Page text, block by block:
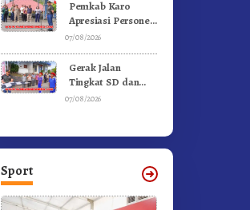
Foto Dan
Videokan!
Pemkab Karo
Apresiasi Personel
Satpol PP, Linmas,
Kebakaran
07/08/2026
Gerak Jalan
Tingkat SD dan
SMP Untuk
Sekda Karo
07/08/2026
Sport